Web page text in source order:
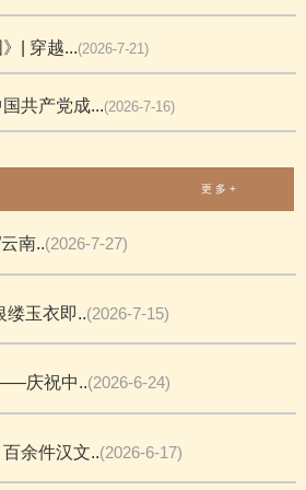
| 穿越...(2026-7-21)
共产党成...(2026-7-16)
更 多 +
南..(2026-7-27)
缕玉衣即..(2026-7-15)
庆祝中..(2026-6-24)
余件汉文..(2026-6-17)